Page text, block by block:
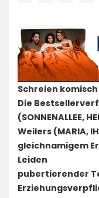
Schreien
Die
(SONNENALLEE,
Weilers (MARIA,
gleichnamigem
Leiden
pubertierender